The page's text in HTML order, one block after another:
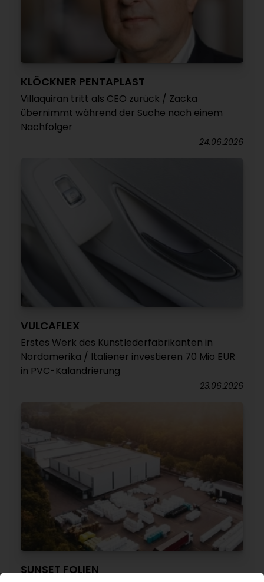
KLÖCKNER PENTAPLAST
Villaquiran tritt als CEO zurück / Zacka
übernimmt während der Suche nach einem
Nachfolger
24.06.2026
VULCAFLEX
Erstes Werk des Kunstlederfabrikanten in
Nordamerika / Italiener investieren 70 Mio EUR
in PVC-Kalandrierung
23.06.2026
SUNSET FOLIEN